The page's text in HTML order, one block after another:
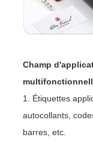
Champ
1. Étiquettes
autocollants,
barres, etc.